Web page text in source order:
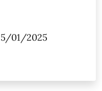
01/2025